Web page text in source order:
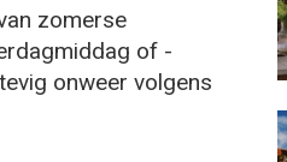
zomerse
of -
onweer volgens